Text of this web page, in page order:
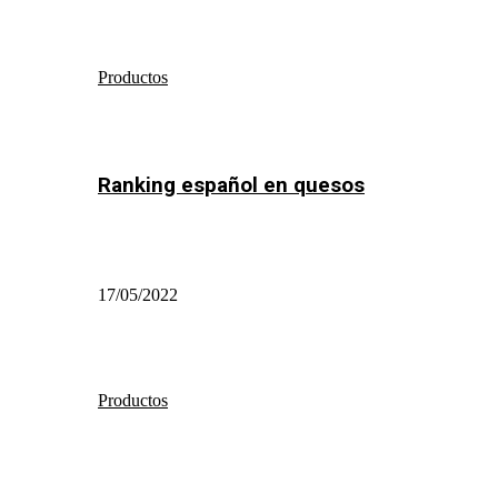
Productos
Ranking español en quesos
17/05/2022
Productos